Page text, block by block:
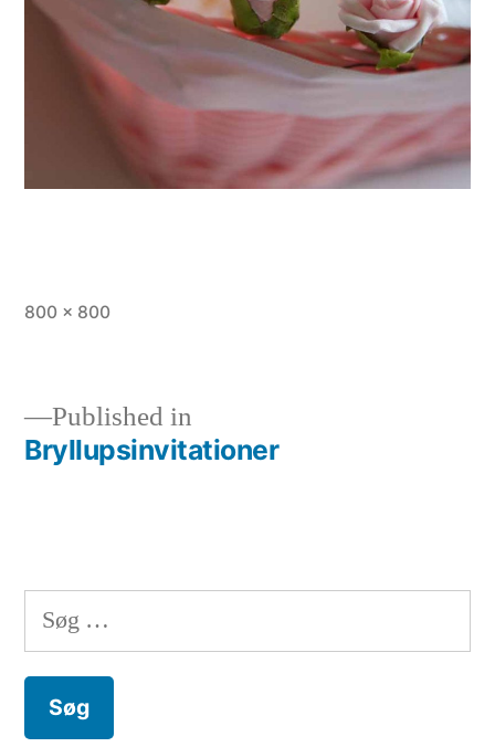
Full
800 × 800
Indlægsnavigation
Published in
Bryllupsinvitationer
Søg
efter: